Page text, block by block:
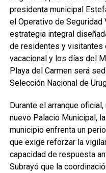
presidenta municipal
el Operativo de Seguridad
estrategia integral
de residentes y visitantes
vacacional y los días del
Playa del Carmen será
Selección Nacional de
Durante el arranque
nuevo Palacio Municipal,
municipio enfrenta un
que exige reforzar la
capacidad de respuesta
Subrayó que la